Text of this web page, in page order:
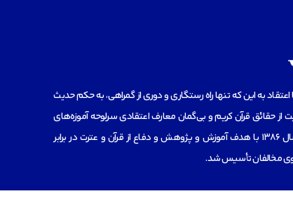
به این که تنها راه رستگاری و دوری از گمراهی، به حکم حدیث
از حقائق قرآن کریم و بی‌گمان معارف اعتقادی سرلوحه آموزه‌های
ائمه معصومان است، در سال 1386 با هدف آموزش و پژوهش و دفاع از قرآن و عترت در برابر
مخالفان تأسیس شد.